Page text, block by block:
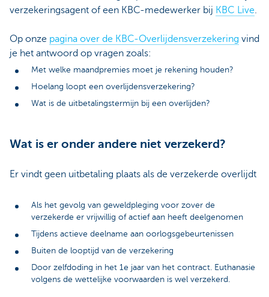
verzekeringsagent of een KBC-medewerker bij KBC Live
Op onze pagina over de KBC-Overlijdensverzekering vind
je het antwoord op vragen zoals:
Met welke maandpremies moet je rekening houden?
Hoelang loopt een overlijdensverzekering?
Wat is de uitbetalingstermijn bij een overlijden?
Wat is er onder andere niet verzekerd?
Er vindt geen uitbetaling plaats als de verzekerde overlijdt
Als het gevolg van geweldpleging voor zover de
verzekerde er vrijwillig of actief aan heeft deelgenomen
Tijdens actieve deelname aan oorlogsgebeurtenissen
Buiten de looptijd van de verzekering
Door zelfdoding in het 1e jaar van het contract. Euthanasie
volgens de wettelijke voorwaarden is wel verzekerd.